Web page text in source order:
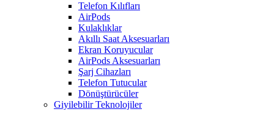
Telefon Kılıfları
AirPods
Kulaklıklar
Akıllı Saat Aksesuarları
Ekran Koruyucular
AirPods Aksesuarları
Şarj Cihazları
Telefon Tutucular
Dönüştürücüler
Giyilebilir Teknolojiler